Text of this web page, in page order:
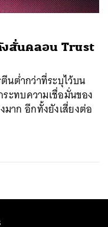
งสั่นคลอน Trust
นต่ำกว่าที่ระบุไว้บน
ะทบความเชื่อมั่นของ
าก อีกทั้งยังเสี่ยงต่อ
EMAIL